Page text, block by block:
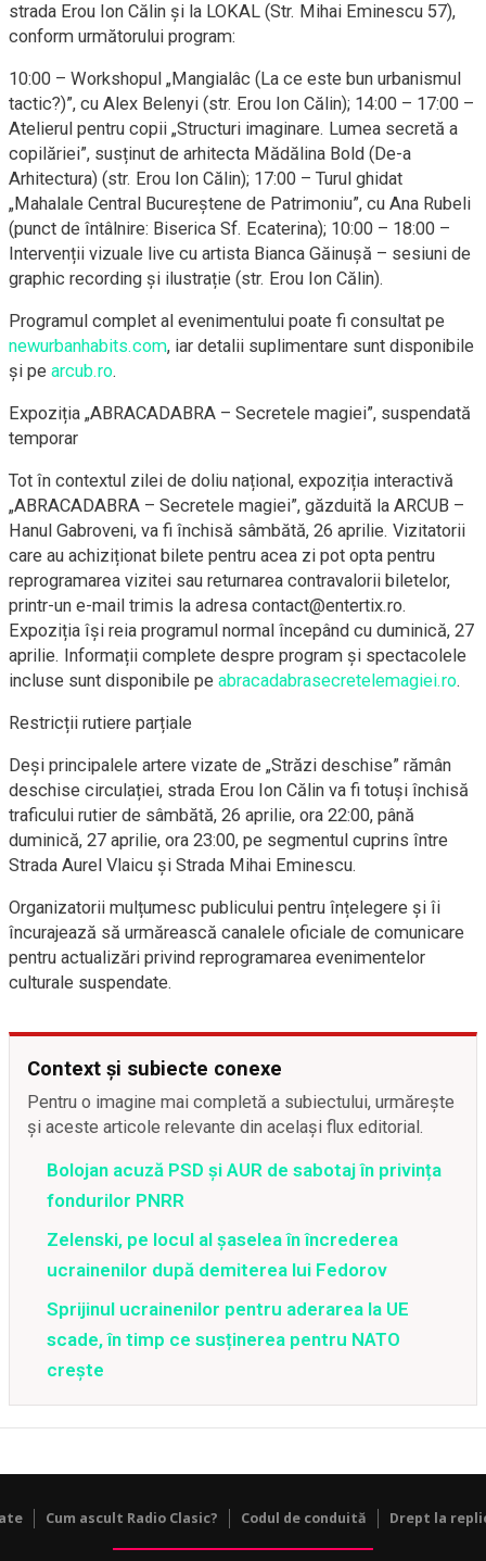
strada Erou Ion Călin și la LOKAL (Str. Mihai Eminescu 57),
conform următorului program:
10:00 – Workshopul „Mangialâc (La ce este bun urbanismul
tactic?)”, cu Alex Belenyi (str. Erou Ion Călin); 14:00 – 17:00 –
Atelierul pentru copii „Structuri imaginare. Lumea secretă a
copilăriei”, susținut de arhitecta Mădălina Bold (De-a
Arhitectura) (str. Erou Ion Călin); 17:00 – Turul ghidat
„Mahalale Central Bucureștene de Patrimoniu”, cu Ana Rubeli
(punct de întâlnire: Biserica Sf. Ecaterina); 10:00 – 18:00 –
Intervenții vizuale live cu artista Bianca Găinușă – sesiuni de
graphic recording și ilustrație (str. Erou Ion Călin).
Programul complet al evenimentului poate fi consultat pe
newurbanhabits.com, iar detalii suplimentare sunt disponibile
și pe arcub.ro.
Expoziția „ABRACADABRA – Secretele magiei”, suspendată
temporar
Tot în contextul zilei de doliu național, expoziția interactivă
„ABRACADABRA – Secretele magiei”, găzduită la ARCUB –
Hanul Gabroveni, va fi închisă sâmbătă, 26 aprilie. Vizitatorii
care au achiziționat bilete pentru acea zi pot opta pentru
reprogramarea vizitei sau returnarea contravalorii biletelor,
printr-un e-mail trimis la adresa contact@entertix.ro.
Expoziția își reia programul normal începând cu duminică, 27
aprilie. Informații complete despre program și spectacolele
incluse sunt disponibile pe abracadabrasecretelemagiei.ro.
Restricții rutiere parțiale
Deși principalele artere vizate de „Străzi deschise” rămân
deschise circulației, strada Erou Ion Călin va fi totuși închisă
traficului rutier de sâmbătă, 26 aprilie, ora 22:00, până
duminică, 27 aprilie, ora 23:00, pe segmentul cuprins între
Strada Aurel Vlaicu și Strada Mihai Eminescu.
Organizatorii mulțumesc publicului pentru înțelegere și îi
încurajează să urmărească canalele oficiale de comunicare
pentru actualizări privind reprogramarea evenimentelor
culturale suspendate.
Context și subiecte conexe
Pentru o imagine mai completă a subiectului, urmărește
și aceste articole relevante din același flux editorial.
Bolojan acuză PSD și AUR de sabotaj în privința
fondurilor PNRR
Zelenski, pe locul al șaselea în încrederea
ucrainenilor după demiterea lui Fedorov
Sprijinul ucrainenilor pentru aderarea la UE
scade, în timp ce susținerea pentru NATO
crește
Cum ascult Radio Clasic? Codul de conduită Drept la